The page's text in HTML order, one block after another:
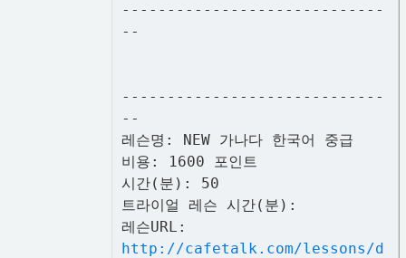
-----------------------------
--
-----------------------------
--
레슨명: NEW 가나다 한국어 중급
비용: 1600 포인트
시간(분): 50
트라이얼 레슨 시간(분):
레슨URL:
http://cafetalk.com/lessons/d